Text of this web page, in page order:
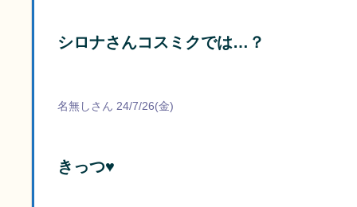
シロナさんコスミクでは…？
名無しさん 24/7/26(金)
きっつ♥